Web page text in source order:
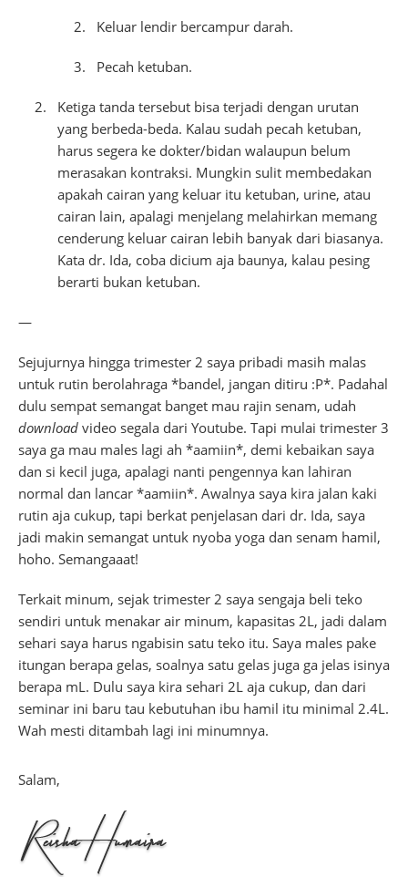
Keluar lendir bercampur darah.
Pecah ketuban.
Ketiga tanda tersebut bisa terjadi dengan urutan
yang berbeda-beda. Kalau sudah pecah ketuban,
harus segera ke dokter/bidan walaupun belum
merasakan kontraksi. Mungkin sulit membedakan
apakah cairan yang keluar itu ketuban, urine, atau
cairan lain, apalagi menjelang melahirkan memang
cenderung keluar cairan lebih banyak dari biasanya.
Kata dr. Ida, coba dicium aja baunya, kalau pesing
berarti bukan ketuban.
—
Sejujurnya hingga trimester 2 saya pribadi masih malas
untuk rutin berolahraga *bandel, jangan ditiru :P*. Padahal
dulu sempat semangat banget mau rajin senam, udah
download video segala dari Youtube. Tapi mulai trimester 3
saya ga mau males lagi ah *aamiin*, demi kebaikan saya
dan si kecil juga, apalagi nanti pengennya kan lahiran
normal dan lancar *aamiin*. Awalnya saya kira jalan kaki
rutin aja cukup, tapi berkat penjelasan dari dr. Ida, saya
jadi makin semangat untuk nyoba yoga dan senam hamil,
hoho. Semangaaat!
Terkait minum, sejak trimester 2 saya sengaja beli teko
sendiri untuk menakar air minum, kapasitas 2L, jadi dalam
sehari saya harus ngabisin satu teko itu. Saya males pake
itungan berapa gelas, soalnya satu gelas juga ga jelas isinya
berapa mL. Dulu saya kira sehari 2L aja cukup, dan dari
seminar ini baru tau kebutuhan ibu hamil itu minimal 2.4L.
Wah mesti ditambah lagi ini minumnya.
Salam,